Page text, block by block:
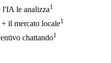
l'IA le analizza1
il mercato locale1
chattando1